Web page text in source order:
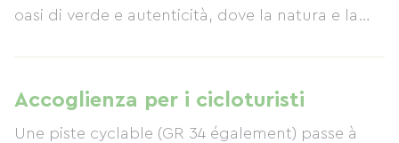
oasi di verde e autenticità, dove la natura e la
Accoglienza per i cicloturisti
Une piste cyclable (GR 34 également) passe à